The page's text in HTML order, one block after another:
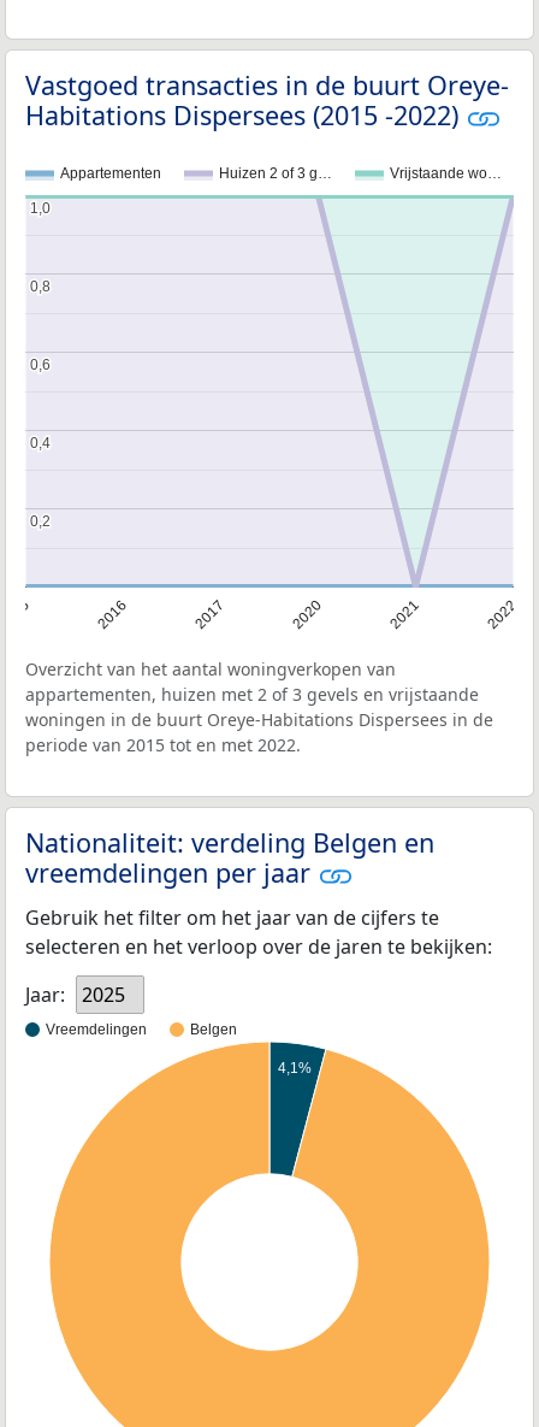
Vastgoed transacties in de buurt Oreye-
Habitations Dispersees (2015 -2022)
Appartementen Huizen 2 of 3 g… Vrijstaande wo…
2016 2017 2020 2021 2022
0,2
0,2
0,4
0,4
0,6
0,6
0,8
0,8
1,0
1,0
Overzicht van het aantal woningverkopen van
appartementen, huizen met 2 of 3 gevels en vrijstaande
woningen in de buurt Oreye-Habitations Dispersees in de
periode van 2015 tot en met 2022.
Nationaliteit: verdeling Belgen en
vreemdelingen per jaar
Gebruik het filter om het jaar van de cijfers te
selecteren en het verloop over de jaren te bekijken:
Jaar:
2025
Vreemdelingen Belgen
4,1%